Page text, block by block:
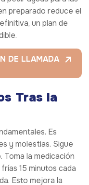
preparado reduce el
un plan de
DE LLAMADA
Tras la
Es
y molestias. Sigue
Toma la medicación
15 minutos cada
Esto mejora la